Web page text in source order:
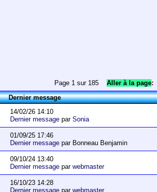
Page 1 sur 185 Aller à la page:
Dernier message
14/02/26 14:10
Dernier message parSonia
01/09/25 17:46
Dernier message par Bonneau Benjamin
09/10/24 13:40
Dernier message parwebmaster
16/10/23 14:28
Dernier message parwebmaster